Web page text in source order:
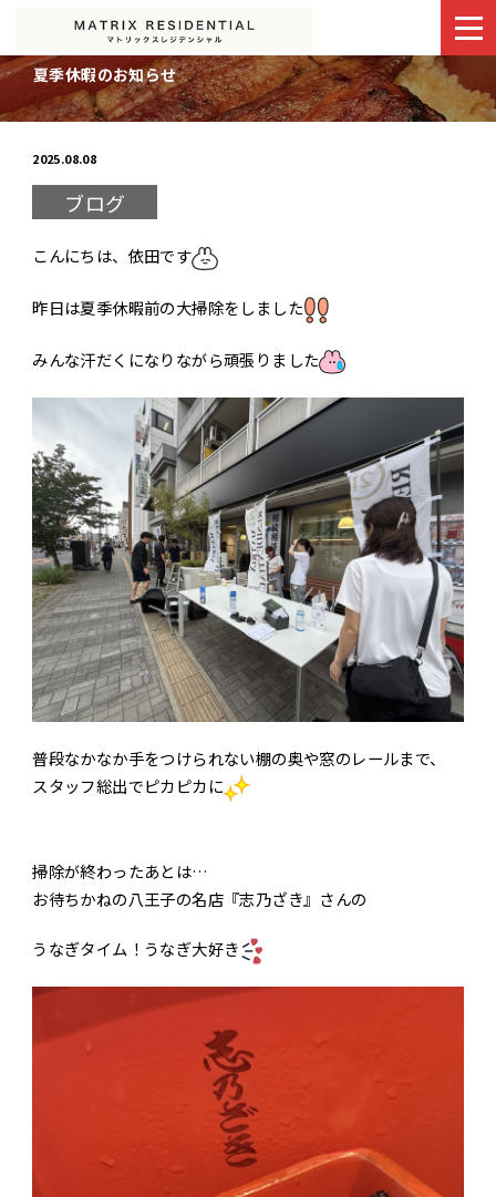
最新情報
事業部紹介
募集要項
0120-882-340
受付時間:9:00〜18:00
エントリー お問い合わせ
夏季休暇のお知らせ
2025.08.08
ブログ
こんにちは、依田です
昨日は夏季休暇前の大掃除をしました
みんな汗だくになりながら頑張りました
普段なかなか手をつけられない棚の奥や窓のレールまで、
スタッフ総出でピカピカに
掃除が終わったあとは…
お待ちかねの八王子の名店『志乃ざき』さんの
うなぎタイム！うなぎ大好き